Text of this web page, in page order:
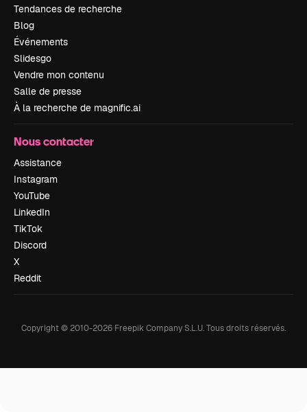
Tendances de recherche
Blog
Événements
Slidesgo
Vendre mon contenu
Salle de presse
À la recherche de magnific.ai
Nous contacter
Assistance
Instagram
YouTube
LinkedIn
TikTok
Discord
X
Reddit
Copyright © 2010-2026 Freepik Company S.L.U.Tous droits réservés.